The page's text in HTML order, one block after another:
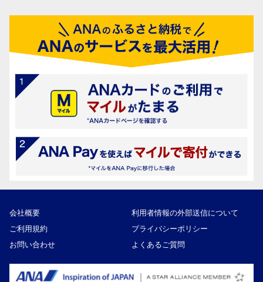
会社概要
利用者情報の外部送信について
ご利用規約
プライバシーポリシー
お問い合わせ
よくあるご質問